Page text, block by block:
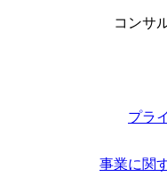
コンサ
プラ
事業に関